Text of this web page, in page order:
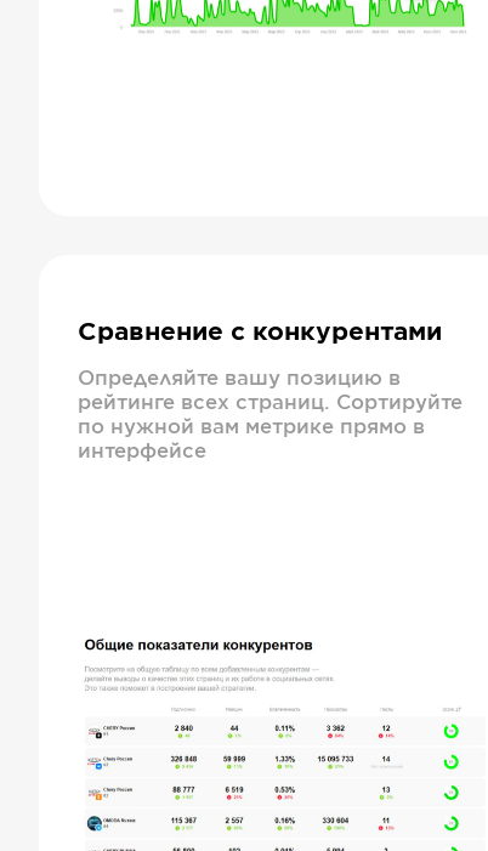
Сравнение с конкурентами
Определяйте вашу позицию в
рейтинге всех страниц. Сортируйте
по нужной вам метрике прямо в
интерфейсе